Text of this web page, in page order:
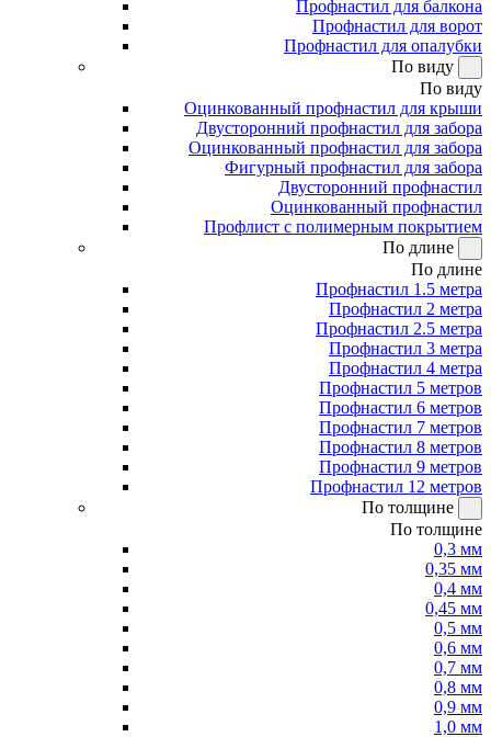
Профнастил для балкона
Профнастил для ворот
Профнастил для опалубки
По виду
По виду
Оцинкованный профнастил для крыши
Двусторонний профнастил для забора
Оцинкованный профнастил для забора
Фигурный профнастил для забора
Двусторонний профнастил
Оцинкованный профнастил
Профлист с полимерным покрытием
По длине
По длине
Профнастил 1.5 метра
Профнастил 2 метра
Профнастил 2.5 метра
Профнастил 3 метра
Профнастил 4 метра
Профнастил 5 метров
Профнастил 6 метров
Профнастил 7 метров
Профнастил 8 метров
Профнастил 9 метров
Профнастил 12 метров
По толщине
По толщине
0,3 мм
0,35 мм
0,4 мм
0,45 мм
0,5 мм
0,6 мм
0,7 мм
0,8 мм
0,9 мм
1,0 мм